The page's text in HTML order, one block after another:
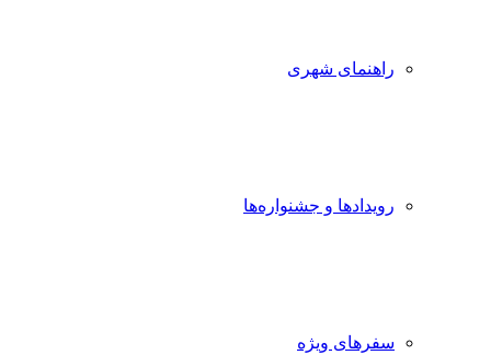
راهنمای شهری
رویدادها و جشنواره‌ها
سفرهای ویژه